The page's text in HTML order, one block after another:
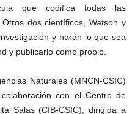
que codifica todas las
dos científicos, Watson y
y harán lo que sea
y publicarlo como propio.
Naturales (MNCN-CSIC)
con el Centro de
Salas (CIB-CSIC), dirigida a